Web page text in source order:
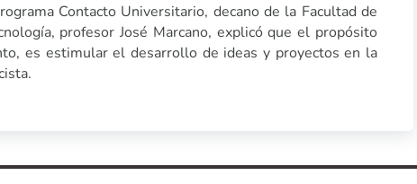
Contacto Universitario, decano de la Facultad de
profesor José Marcano, explicó que el propósito
es estimular el desarrollo de ideas y proyectos en la